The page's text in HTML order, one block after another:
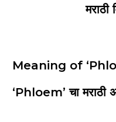
मराठी
Meaning of
‘Phloem’ चा मराठी